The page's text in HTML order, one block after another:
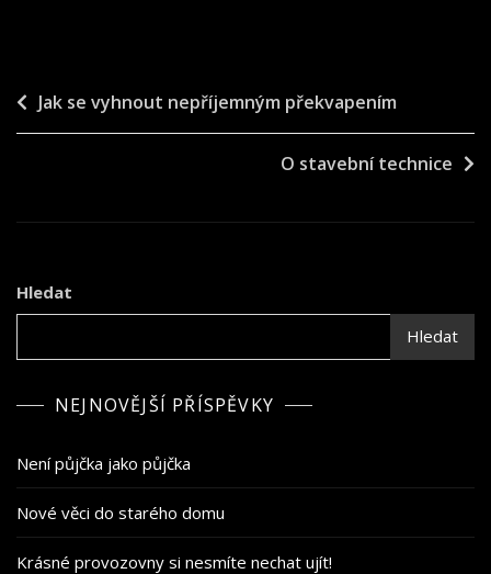
Navigace
pro
Jak se vyhnout nepříjemným překvapením
O stavební technice
Hledat
Hledat
NEJNOVĚJŠÍ PŘÍSPĚVKY
Není půjčka jako půjčka
Nové věci do starého domu
Krásné provozovny si nesmíte nechat ujít!